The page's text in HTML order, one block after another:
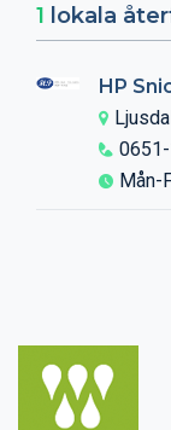
1 lokala
HP
Mån-